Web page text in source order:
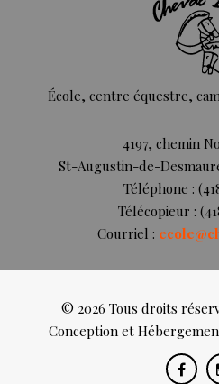
École, centre équestre,
4197, chemin
St-Augustin-de-
Téléphone :
Télécopieur :
Courriel :
© 2026 Tous droits
Conception et